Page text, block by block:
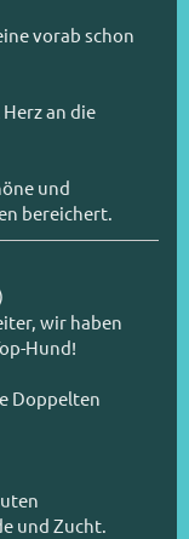
vorab schon
an die
und
bereichert.
wir haben
Hund!
Doppelten
und Zucht.